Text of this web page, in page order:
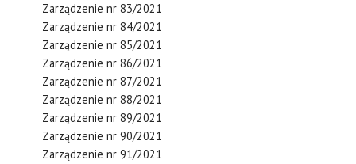
Zarządzenie nr 83/2021
Zarządzenie nr 84/2021
Zarządzenie nr 85/2021
Zarządzenie nr 86/2021
Zarządzenie nr 87/2021
Zarządzenie nr 88/2021
Zarządzenie nr 89/2021
Zarządzenie nr 90/2021
Zarządzenie nr 91/2021